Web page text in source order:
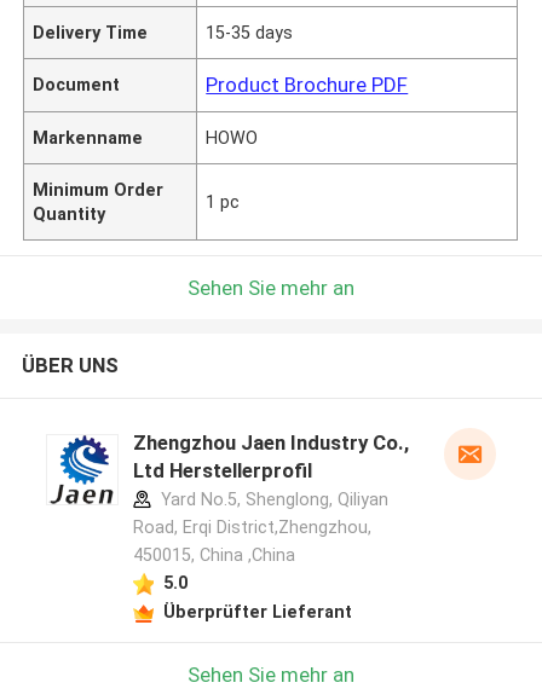
Delivery Time 15-35 days
Document Product Brochure PDF
Markenname HOWO
Minimum Order
Quantity
1 pc
Sehen Sie mehr an
ÜBER UNS
Zhengzhou Jaen Industry Co.,
Ltd Herstellerprofil
Yard No.5, Shenglong, Qiliyan
Road, Erqi District,Zhengzhou,
450015, China ,China
5.0
Überprüfter Lieferant
Sehen Sie mehr an